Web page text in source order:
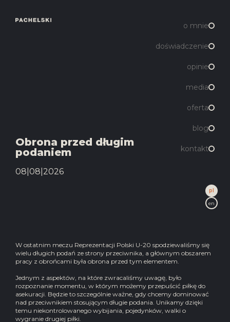
o mnie
doświadczenie
opinie
media
oferta
blog
kontakt
pl
en
Obrona przed długim
podaniem
08|08|2026
W ostatnim meczu Reprezentacji Polski U-20 spodziewaliśmy się
wielu długich podań ze strony przeciwnika, a głównym obszarem
pracy z obrońcami była obrona przed tym elementem.
Jednym z aspektów, na które zwracaliśmy uwagę, było
rozpoznanie momentu, w którym możemy przepuścić piłkę do
asekuracji. Będzie to szczególnie ważne, gdy chcemy dominować
nad przeciwnikiem stosującym długie podania. Unikamy dzięki
temu niekontrolowanego wybijania, pojedynków, walki o
wygranie drugiej piłki.